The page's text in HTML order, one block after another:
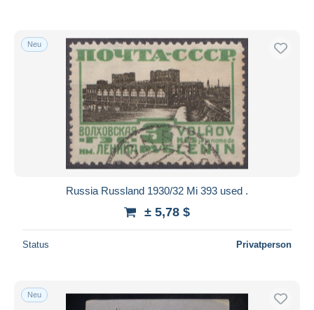
Neu
Russia Russland 1930/32 Mi 393 used .
± 5,78 $
Status Privatperson
Neu